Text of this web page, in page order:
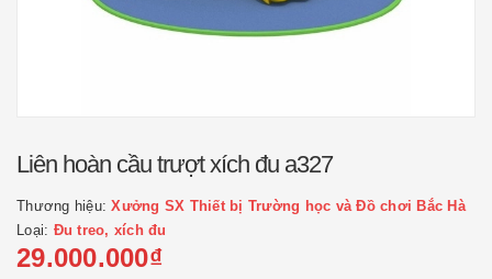
Liên hoàn cầu trượt xích đu a327
Thương hiệu:Xưởng SX Thiết bị Trường học và Đồ chơi Bắc Hà
Loại: Đu treo, xích đu
29.000.000₫